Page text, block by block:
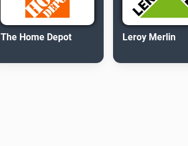
The Home Depot Leroy Merlin